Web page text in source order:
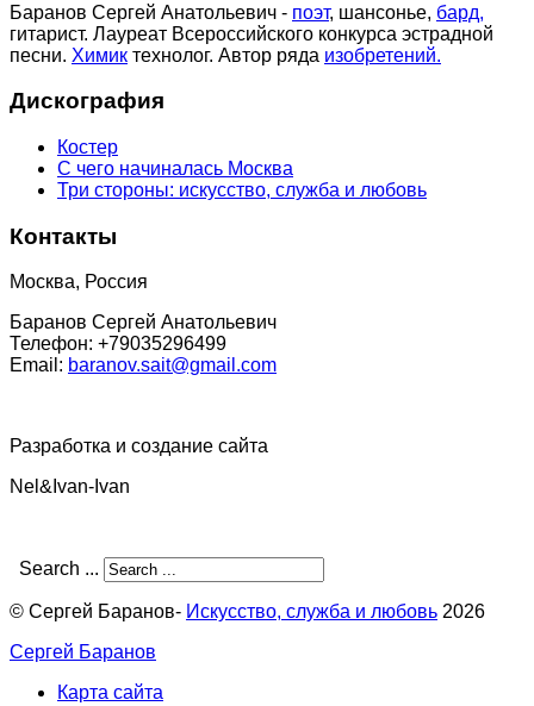
Баранов Сергей Анатольевич - поэт, шансонье, бард,
гитарист. Лауреат Всероссийского конкурса эстрадной
песни. Химик технолог. Автор ряда изобретений.
Дискография
Костер
С чего начиналась Москва
Три стороны: искусство, служба и любовь
Контакты
Москва, Россия
Баранов Сергей Анатольевич
Телефон: +79035296499
Email: baranov.sait@gmail.com
Разработка и создание сайта
Nel&Ivan-Ivan
Search ...
© Сергей Баранов- Искусство, служба и любовь 2026
Сергей Баранов
Карта сайта